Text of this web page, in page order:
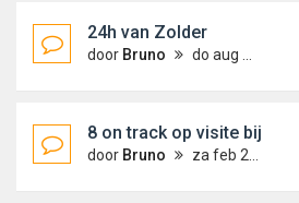
24h van Zolder
door Bruno do aug 21, 2014 10:11 pm
8 on track op visite bij Cor
door Bruno za feb 22, 2014 5:27 pm